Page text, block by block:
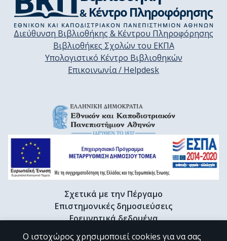
Διεύθυνση Βιβλιοθήκης & Κέντρου Πληροφόρησης
Βιβλιοθήκες Σχολών του ΕΚΠΑ
Υπολογιστικό Κέντρο Βιβλιοθηκών
Επικοινωνία / Helpdesk
Σχετικά με την Πέργαμο
Επιστημονικές δημοσιεύσεις
Ερευνητικά δεδομένα
Διδακτορικές διατριβές & Γκρίζα βιβλιογραφία
Ο ιστοχώρος χρησιμοποιεί cookies για να σας